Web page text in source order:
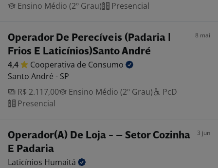
Ensino Médio (2º Grau)
Presencial
Operador De Perecíveis (Padaria |
Frios E Laticínios)Santo André
8 mai
4,4 Cooperativa de Consumo
Santo André - SP
R$ 2.117,00
Ensino Médio (2º Grau)
PcD
Presencial
Operador(A) De Loja - – Setor Cozinha
E Padaria
3 jun
Laticínios Humaitá